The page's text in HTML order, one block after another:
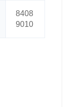
8408
9010